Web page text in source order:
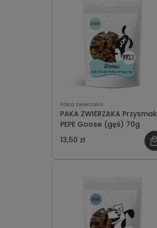
Paka zwierzaka
PAKA ZWIERZAKA Przysmak
PEPE Goose (gęś) 70g
13,50 zł